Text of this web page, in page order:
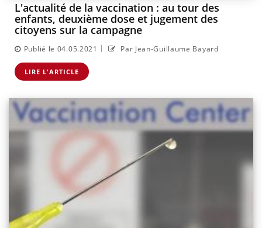
L'actualité de la vaccination : au tour des
enfants, deuxième dose et jugement des
citoyens sur la campagne
Publié le 04.05.2021 | Par Jean-Guillaume Bayard
LIRE L'ARTICLE